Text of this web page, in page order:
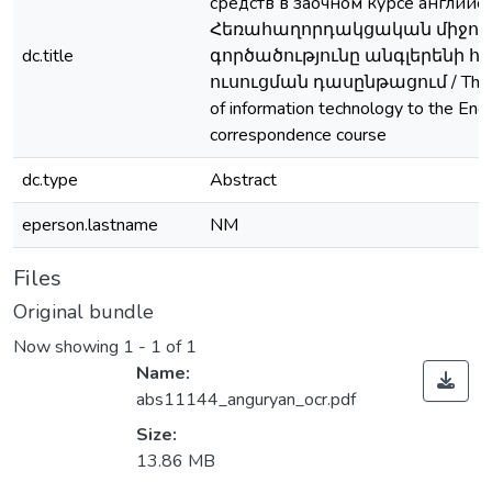
dc.title
Հեռահաղորդակցական
գործածությունը անգլերենի
ուսուցման դասընթացում / The
of information technology to the
correspondence course
dc.type
Abstract
eperson.lastname
NM
Files
Original bundle
Now showing 1 - 1 of 1
Name:
abs11144_anguryan_ocr.pdf
Size:
13.86 MB